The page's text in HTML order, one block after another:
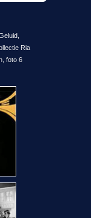
Ria
foto 6